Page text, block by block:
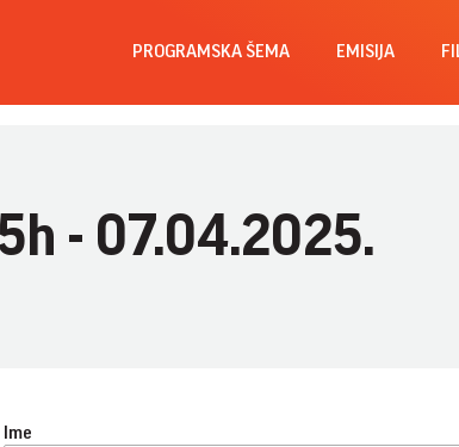
PROGRAMSKA ŠEMA EMISIJA
- 07.04.2025.
Ime